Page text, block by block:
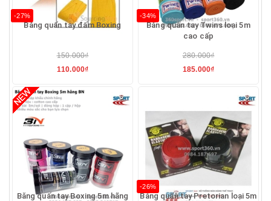
-27%
Băng quấn tay đấm Boxing
150.000₫
110.000₫
-34%
Băng quấn tay Twins loại 5m
cao cấp
280.000₫
185.000₫
Băng quấn tay Boxing 5m hãng
-26%
Băng quấn tay Pretorian loại 5m